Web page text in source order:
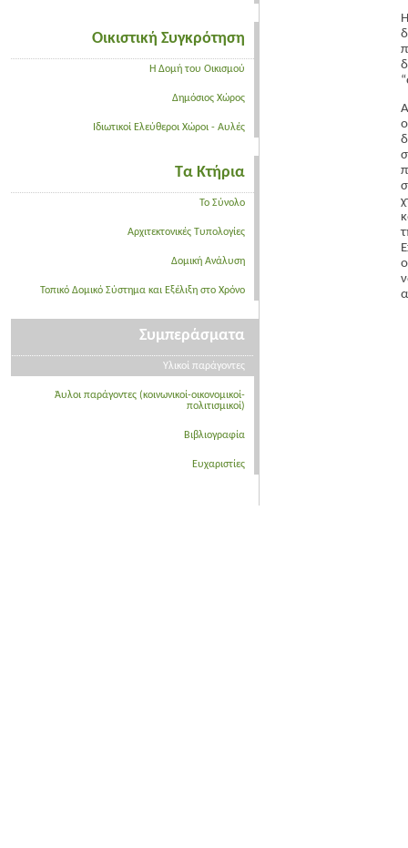
Οικιστική Συγκρότηση
Η Δομή του Οικισμού
Δημόσιος Χώρος
Ιδιωτικοί Ελεύθεροι Χώροι - Αυλές
Τα Κτήρια
Το Σύνολο
Αρχιτεκτονικές Τυπολογίες
Δομική Ανάλυση
Τοπικό Δομικό Σύστημα και Εξέλιξη στο Χρόνο
Συμπεράσματα
Υλικοί παράγοντες
Άυλοι παράγοντες (κοινωνικοί-οικονομικοί-
πολιτισμικοί)
Βιβλιογραφία
Ευχαριστίες